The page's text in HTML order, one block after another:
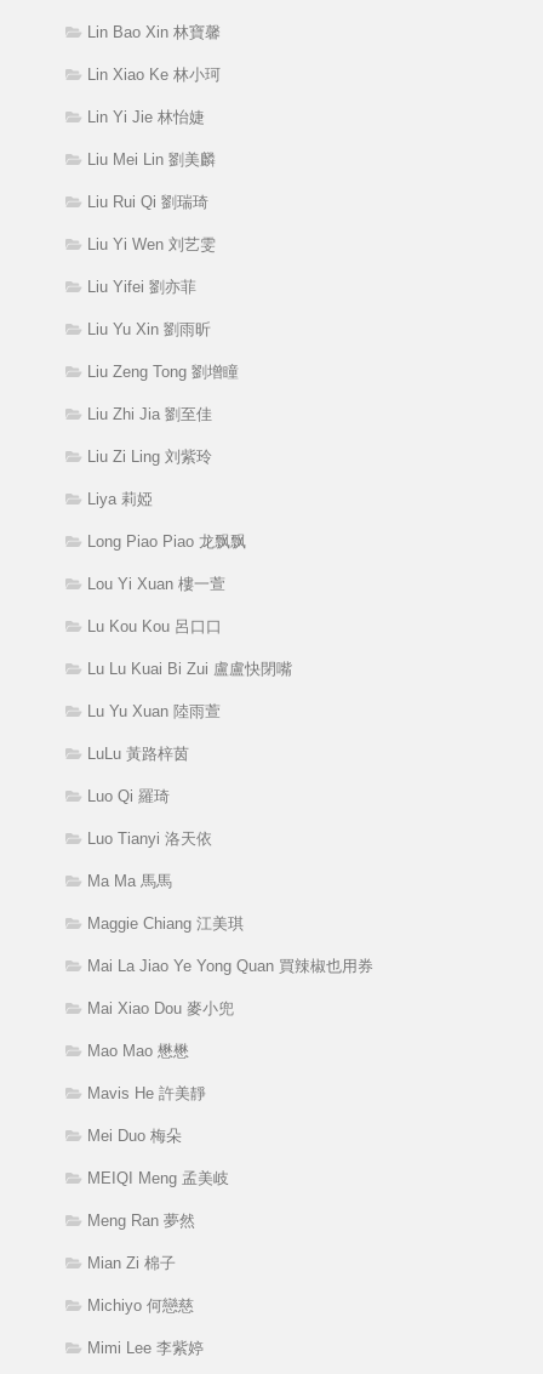
Lin Bao Xin 林寶馨
Lin Xiao Ke 林小珂
Lin Yi Jie 林怡婕
Liu Mei Lin 劉美麟
Liu Rui Qi 劉瑞琦
Liu Yi Wen 刘艺雯
Liu Yifei 劉亦菲
Liu Yu Xin 劉雨昕
Liu Zeng Tong 劉增瞳
Liu Zhi Jia 劉至佳
Liu Zi Ling 刘紫玲
Liya 莉婭
Long Piao Piao 龙飘飘
Lou Yi Xuan 樓一萱
Lu Kou Kou 呂口口
Lu Lu Kuai Bi Zui 盧盧快閉嘴
Lu Yu Xuan 陸雨萱
LuLu 黃路梓茵
Luo Qi 羅琦
Luo Tianyi 洛天依
Ma Ma 馬馬
Maggie Chiang 江美琪
Mai La Jiao Ye Yong Quan 買辣椒也用券
Mai Xiao Dou 麥小兜
Mao Mao 懋懋
Mavis He 許美靜
Mei Duo 梅朵
MEIQI Meng 孟美岐
Meng Ran 夢然
Mian Zi 棉子
Michiyo 何戀慈
Mimi Lee 李紫婷